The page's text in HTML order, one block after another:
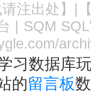
注出处 】|
| SQM
习数据库
的留言板